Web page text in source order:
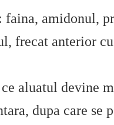
faina, amidonul,
frecat anterior
aluatul devine
dupa care se